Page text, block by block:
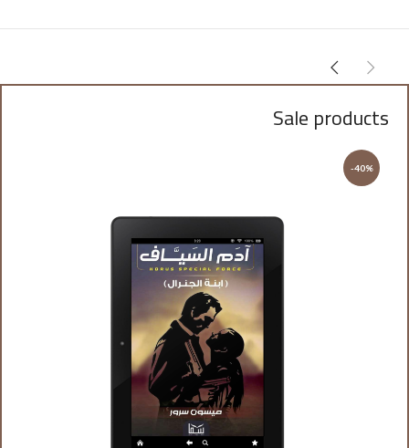
Sale products
-40%